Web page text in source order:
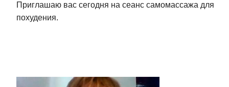
Приглашаю вас сегодня на сеанс самомассажа для
похудения.